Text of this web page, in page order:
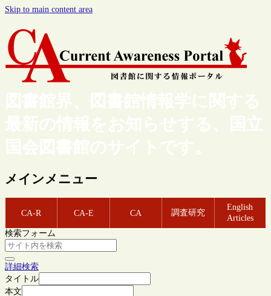
Skip to main content area
図書館界、図書館情報学に関する
最新の情報をお知らせする、国立
国会図書館のサイトです。
メインメニュー
CA-R CA-E CA 調査研究
English
Articles
検索フォーム
詳細検索
タイトル
本文